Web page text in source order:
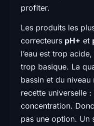
profiter.
Les produits les
correcteurs pH+ et
l’eau est trop
trop basique. La
bassin et du
recette universelle
concentration.
pas une option. Un